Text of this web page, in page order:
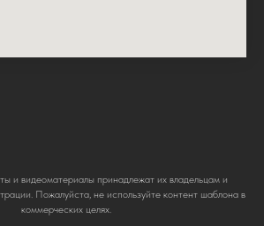
и видеоматериалы принадлежат их владельцам и
Пожалуйста, не используйте контент шаблона в
коммерческих целях.